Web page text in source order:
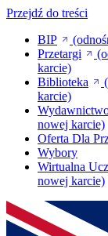
Przejdź do treści
BIP
Przetargi
karcie)
Biblioteka
karcie)
nowej karcie)
Oferta Dla
Wybory
Wirtualna
nowej karcie)